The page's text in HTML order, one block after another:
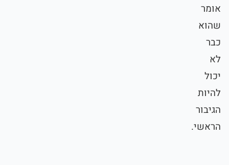
אומר
שהוא
כבר
לא
יכול
להיות
הגיבור
הראשי.